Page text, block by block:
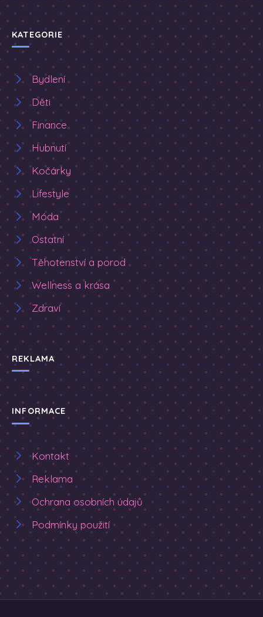
KATEGORIE
Bydlení
Děti
Finance
Hubnutí
Kočárky
Lifestyle
Móda
Ostatní
Těhotenství a porod
Wellness a krása
Zdraví
REKLAMA
INFORMACE
Kontakt
Reklama
Ochrana osobních údajů
Podmínky použití